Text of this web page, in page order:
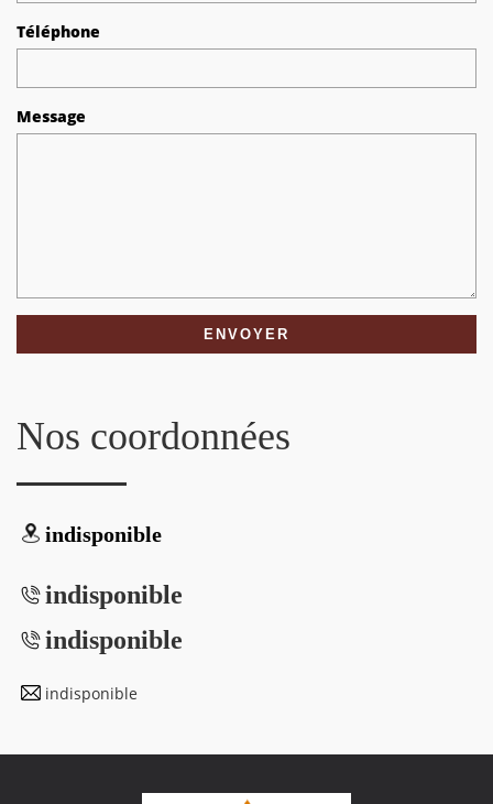
Téléphone
Message
Nos coordonnées
indisponible
indisponible
indisponible
indisponible